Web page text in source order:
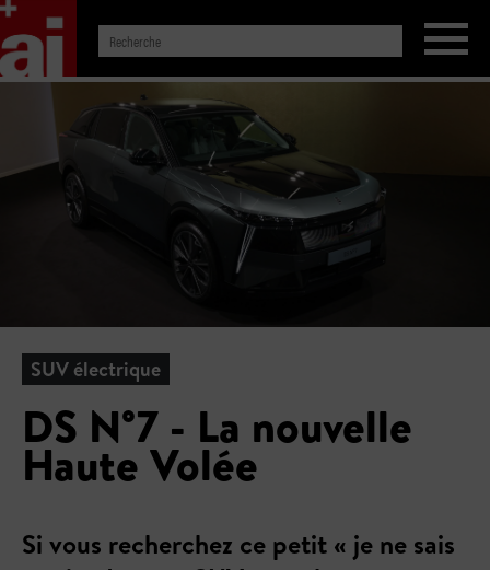
SUV électrique
DS N°7 - La nouvelle
Haute Volée
Si vous recherchez ce petit « je ne sais